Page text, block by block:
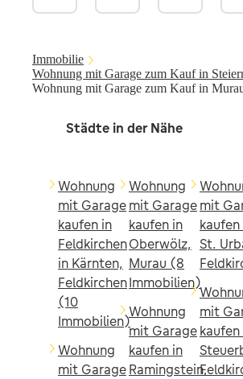
Immobilie
Wohnung mit Garage zum Kauf in
Wohnung mit Garage zum Kauf in
Städte in der Nähe
Wohnung
mit Garage
kaufen in
Feldkirchen
in Kärnten,
Feldkirchen
(10
Immobilien)
Wohnung
mit Garage
Wohnung
mit Garage
kaufen in
Oberwölz,
Murau (8
Immobilien)
Wohnung
mit Garage
kaufen in
Ramingstein,
mit
kaufen
St.
mit
kaufen